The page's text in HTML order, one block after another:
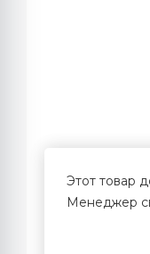
Этот товар
Менеджер